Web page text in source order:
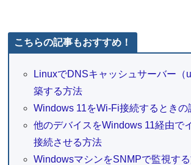
こちらの記事もおすすめ！
LinuxでDNSキャッシュサーバー（
築する方法
Windows 11をWi-Fi接続するときの
他のデバイスをWindows 11経由で
接続させる方法
WindowsマシンをSNMPで監視す